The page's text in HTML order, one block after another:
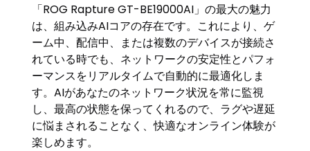
「ROG Rapture GT-BE19000AI」の最大の魅力
は、組み込みAIコアの存在です。これにより、ゲ
ーム中、配信中、または複数のデバイスが接続さ
れている時でも、ネットワークの安定性とパフォ
ーマンスをリアルタイムで自動的に最適化しま
す。AIがあなたのネットワーク状況を常に監視
し、最高の状態を保ってくれるので、ラグや遅延
に悩まされることなく、快適なオンライン体験が
楽しめます。